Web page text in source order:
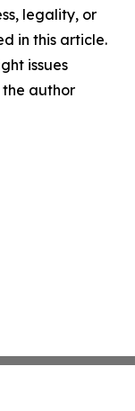
legality, or
in this article.
issues
author